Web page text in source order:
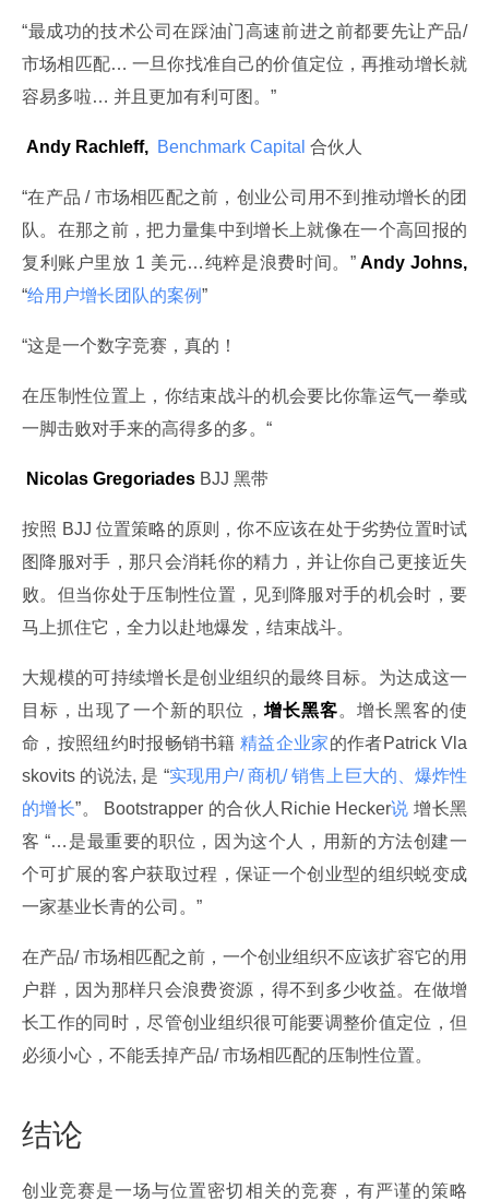
“最成功的技术公司在踩油门高速前进之前都要先让产品/
市场相匹配… 一旦你找准自己的价值定位，再推动增长就
容易多啦… 并且更加有利可图。”
Andy Rachleff, Benchmark Capital 合伙人
“在产品 / 市场相匹配之前，创业公司用不到推动增长的团
队。在那之前，把力量集中到增长上就像在一个高回报的
复利账户里放 1 美元…纯粹是浪费时间。” Andy Johns,
“给用户增长团队的案例”
“这是一个数字竞赛，真的！
在压制性位置上，你结束战斗的机会要比你靠运气一拳或
一脚击败对手来的高得多的多。“
Nicolas Gregoriades BJJ 黑带
按照 BJJ 位置策略的原则，你不应该在处于劣势位置时试
图降服对手，那只会消耗你的精力，并让你自己更接近失
败。但当你处于压制性位置，见到降服对手的机会时，要
马上抓住它，全力以赴地爆发，结束战斗。
大规模的可持续增长是创业组织的最终目标。为达成这一
目标，出现了一个新的职位， 增长黑客。增长黑客的使
命，按照纽约时报畅销书籍 精益企业家的作者Patrick Vla
skovits 的说法, 是 “实现用户/ 商机/ 销售上巨大的、爆炸性
的增长”。 Bootstrapper 的合伙人Richie Hecker说 增长黑
客 “…是最重要的职位，因为这个人，用新的方法创建一
个可扩展的客户获取过程，保证一个创业型的组织蜕变成
一家基业长青的公司。”
在产品/ 市场相匹配之前，一个创业组织不应该扩容它的用
户群，因为那样只会浪费资源，得不到多少收益。在做增
长工作的同时，尽管创业组织很可能要调整价值定位，但
必须小心，不能丢掉产品/ 市场相匹配的压制性位置。
结论
创业竞赛是一场与位置密切相关的竞赛，有严谨的策略